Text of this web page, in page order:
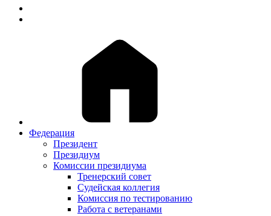
Федерация
Президент
Президиум
Комиссии президиума
Тренерский совет
Судейская коллегия
Комиссия по тестированию
Работа с ветеранами